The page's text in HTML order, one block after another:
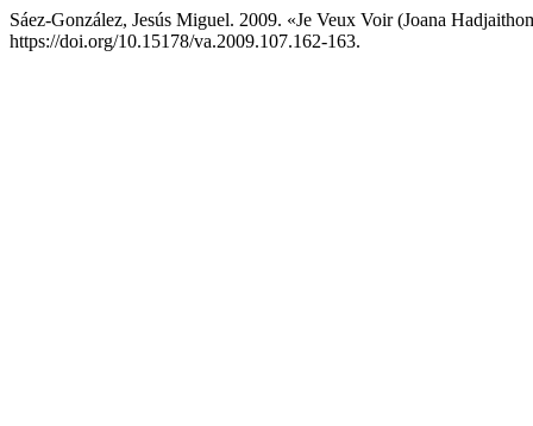
Sáez-González, Jesús Miguel. 2009. «Je Veux Voir (Joana
https://doi.org/10.15178/va.2009.107.162-163.